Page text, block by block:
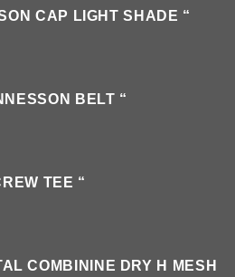
CAP LIGHT SHADE “
BELT “
TEE “
COMBININE DRY H MESH